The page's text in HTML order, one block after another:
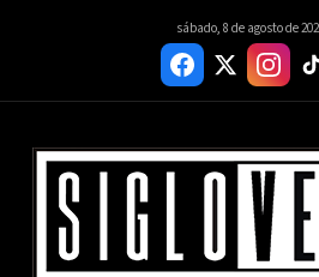
sábado, 8 de agosto de